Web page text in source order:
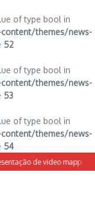
of type bool in
themes/news-
52
of type bool in
themes/news-
53
of type bool in
themes/news-
54
de video mapping